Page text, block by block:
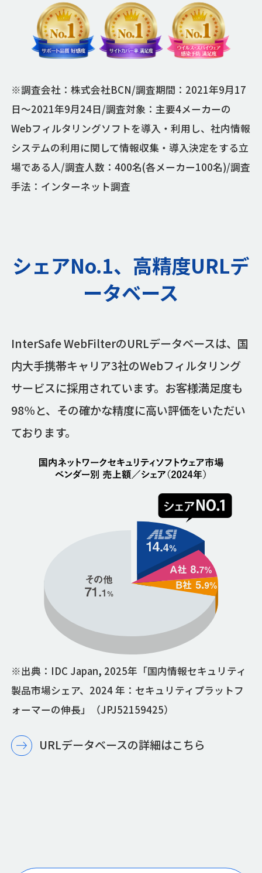
※調査会社：株式会社BCN/調査期間：2021年9月17
日～2021年9月24日/調査対象：主要4メーカーの
Webフィルタリングソフトを導入・利用し、社内情報
システムの利用に関して情報収集・導入決定をする立
場である人/調査人数：400名(各メーカー100名)/調査
手法：インターネット調査
シェアNo.1、高精度URLデ
ータベース
InterSafe WebFilterのURLデータベースは、国
内大手携帯キャリア3社のWebフィルタリング
サービスに採用されています。お客様満足度も
98％と、その確かな精度に高い評価をいただい
ております。
※出典：IDC Japan, 2025年「国内情報セキュリティ
製品市場シェア、2024 年：セキュリティプラットフ
ォーマーの伸長」（JPJ52159425）
URLデータベースの詳細はこちら